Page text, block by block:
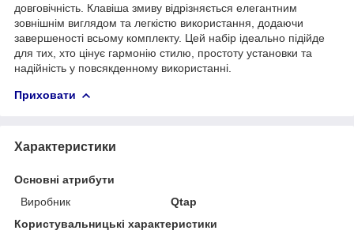
довговічність. Клавіша змиву відрізняється елегантним
зовнішнім виглядом та легкістю використання, додаючи
завершеності всьому комплекту. Цей набір ідеально підійде
для тих, хто цінує гармонію стилю, простоту установки та
надійність у повсякденному використанні.
Приховати
Характеристики
Основні атрибути
Виробник
Qtap
Користувальницькі характеристики